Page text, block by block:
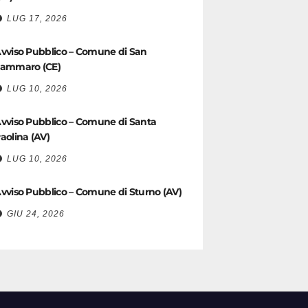
LUG 17, 2026
Pubblico – Comune di San
(CE)
LUG 10, 2026
Pubblico – Comune di Santa
(AV)
LUG 10, 2026
Pubblico – Comune di Sturno (AV)
GIU 24, 2026